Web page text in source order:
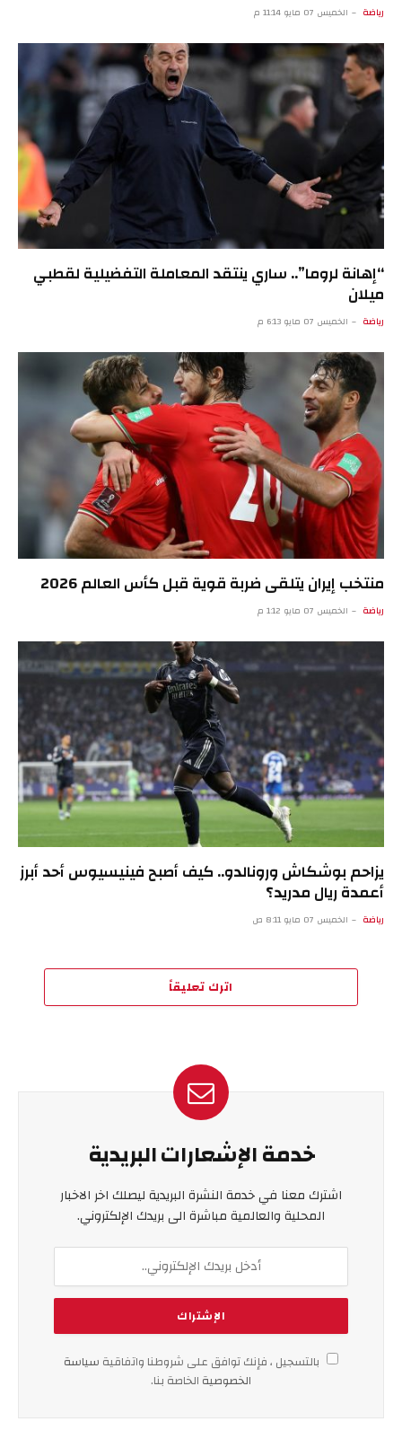
رياضة الخميس 07 مايو 11:14 م
“إهانة لروما”.. ساري ينتقد المعاملة التفضيلية لقطبي
ميلان
رياضة الخميس 07 مايو 6:13 م
منتخب إيران يتلقى ضربة قوية قبل كأس العالم 2026
رياضة الخميس 07 مايو 1:12 م
يزاحم بوشكاش ورونالدو.. كيف أصبح فينيسيوس أحد أبرز
أعمدة ريال مدريد؟
رياضة الخميس 07 مايو 8:11 ص
اترك تعليقاً
خدمة الإشعارات البريدية
اشترك معنا في خدمة النشرة البريدية ليصلك اخر الاخبار
المحلية والعالمية مباشرة الى بريدك الإلكتروني.
بالتسجيل ، فإنك توافق على شروطنا واتفاقية سياسة
الخصوصية الخاصة بنا.